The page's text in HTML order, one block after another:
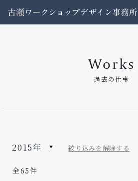
Works
過去の仕事
2015年 絞り込みを解除する
全65件